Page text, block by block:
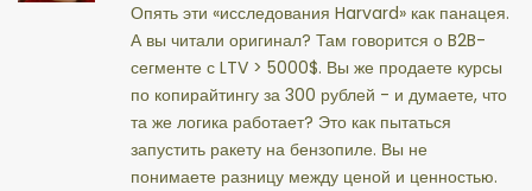
Опять эти «исследования Harvard» как панацея.
А вы читали оригинал? Там говорится о B2B-
сегменте с LTV > 5000$. Вы же продаете курсы
по копирайтингу за 300 рублей - и думаете, что
та же логика работает? Это как пытаться
запустить ракету на бензопиле. Вы не
понимаете разницу между ценой и ценностью.